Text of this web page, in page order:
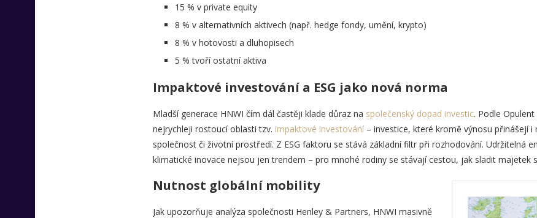
15 % v private equity
8 % v alternativních aktivech (např. hedge fondy, umění, krypto)
8 % v hotovosti a dluhopisech
5 % tvoří ostatní aktiva
Impaktové investování a ESG jako nová norma
Mladší generace HNWI čím dál častěji klade důraz na společenský dopad investic. Podle
nejrychleji rostoucí oblasti tzv. impaktové investování– investice, které kromě výnosu přinášejí
společnost či životní prostředí. Z ESG faktoru se stává základní filtr při rozhodování. Udržitelná
klimatické inovace nejsou jen trendem – pro mnohé rodiny se stávají cestou, jak sladit majetek
Nutnost globální mobility
Jak upozorňuje analýza společnosti Henley & Partners, HNWI masivně